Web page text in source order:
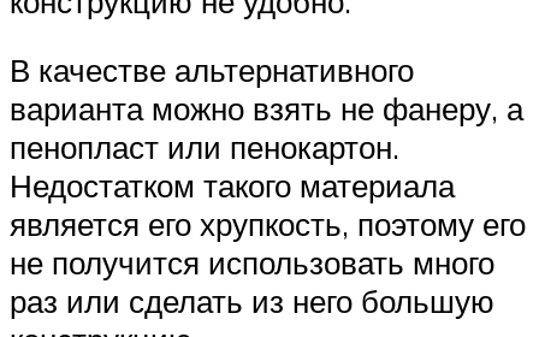
В качестве альтернативного
варианта можно взять не фанеру, а
пенопласт или пенокартон.
Недостатком такого материала
является его хрупкость, поэтому его
не получится использовать много
раз или сделать из него большую